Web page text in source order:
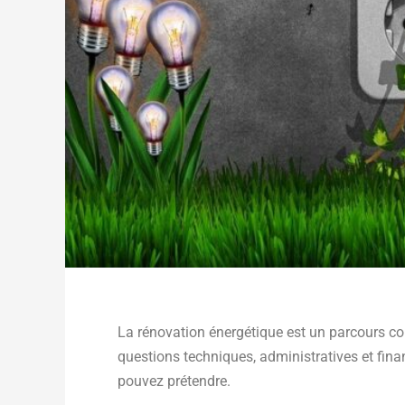
La rénovation énergétique est un parcours
questions techniques, administratives et
pouvez prétendre.